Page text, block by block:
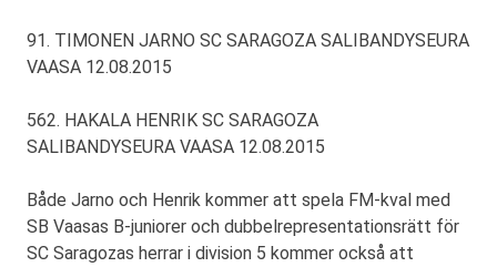
91. TIMONEN JARNO SC SARAGOZA SALIBANDYSEURA
VAASA 12.08.2015
562. HAKALA HENRIK SC SARAGOZA
SALIBANDYSEURA VAASA 12.08.2015
Både Jarno och Henrik kommer att spela FM-kval med
SB Vaasas B-juniorer och dubbelrepresentationsrätt för
SC Saragozas herrar i division 5 kommer också att